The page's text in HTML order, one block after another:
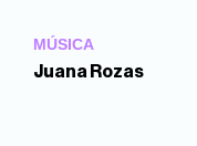
MÚSICA
Juana Rozas